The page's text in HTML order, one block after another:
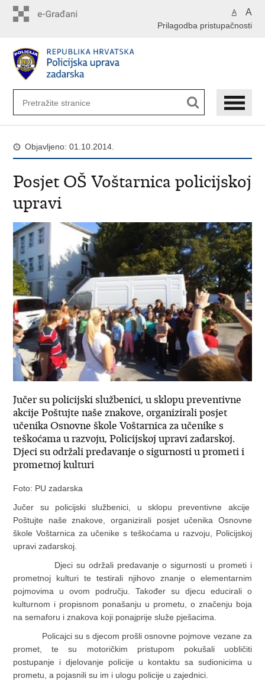
A A
Prilagodba pristupačnosti
Objavljeno: 01.10.2014.
Posjet OŠ Voštarnica policijskoj
upravi
Jučer su policijski službenici, u sklopu preventivne
akcije Poštujte naše znakove, organizirali posjet
učenika Osnovne škole Voštarnica za učenike s
teškoćama u razvoju, Policijskoj upravi zadarskoj.
Djeci su održali predavanje o sigurnosti u prometi i
prometnoj kulturi
Foto: PU zadarska
Jučer su policijski službenici, u sklopu preventivne akcije
Poštujte naše znakove, organizirali posjet učenika Osnovne
škole Voštarnica za učenike s teškoćama u razvoju, Policijskoj
upravi zadarskoj.
Djeci su održali predavanje o sigurnosti u prometi i
prometnoj kulturi te testirali njihovo znanje o elementarnim
pojmovima u ovom području. Također su djecu educirali o
kulturnom i propisnom ponašanju u prometu, o značenju boja
na semaforu i znakova koji ponajprije služe pješacima.
Policajci su s djecom prošli osnovne pojmove vezane za
promet, te su motoričkim pristupom pokušali uobličiti
postupanje i djelovanje policije u kontaktu sa sudionicima u
prometu, a pojasnili su im i ulogu policije u zajednici.